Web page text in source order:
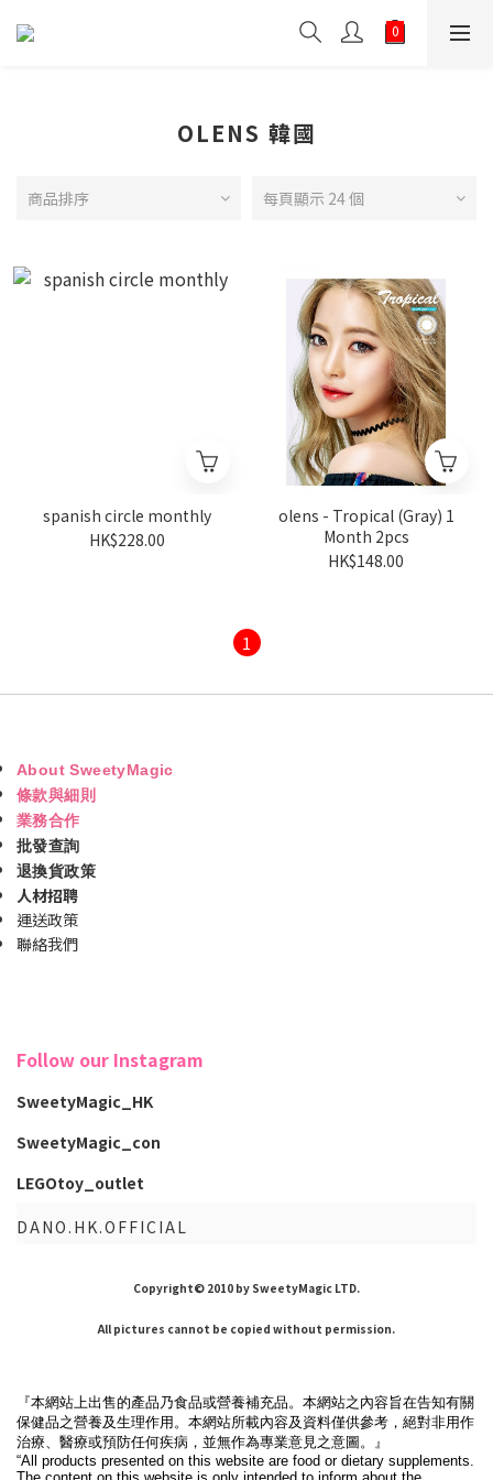
OLENS 韓國
商品排序 每頁顯示 24 個
spanish circle monthly
HK$228.00
olens - Tropical (Gray) 1
Month 2pcs
HK$148.00
1
About SweetyMagic
條款與細則
業務合作
批發查詢
退換貨政策
人材招聘
運送政策
聯絡我們
Follow our Instagram
SweetyMagic_HK
SweetyMagic_con
LEGOtoy_outlet
DANO.HK.OFFICIAL
Copyright© 2010 by SweetyMagic LTD.
All pictures cannot be copied without permission.
『本網站上出售的產品乃食品或營養補充品。本網站之內容旨在告知有關
保健品之營養及生理作用。本網站所載內容及資料僅供參考，絕對非用作
治療、醫療或預防任何疾病，並無作為專業意見之意圖。』
“All products presented on this website are food or dietary supplements.